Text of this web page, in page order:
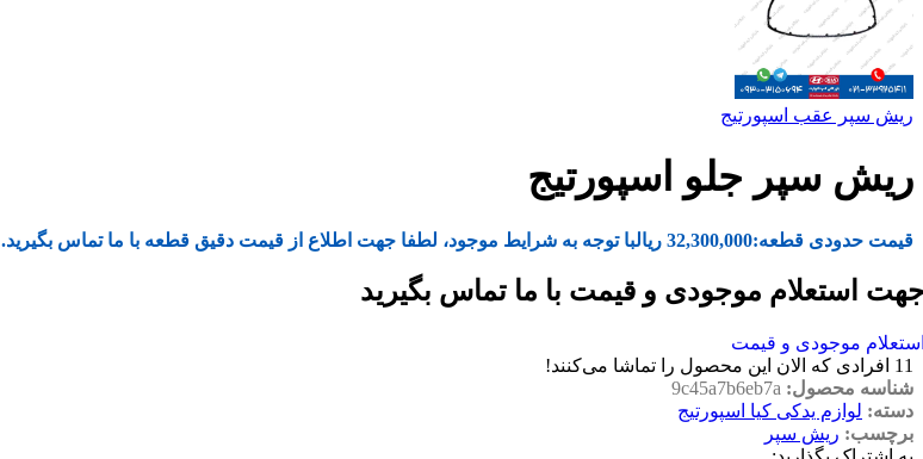
ریش سپر عقب اسپورتیج
ریش سپر جلو اسپورتیج
قیمت حدودی قطعه:32,300,000 ریالبا توجه به شرایط موجود، لطفا جهت اطلاع از قیمت دقیق قطعه با ما تماس بگیرید.
استعلام موجودی و قیمت با ما تماس بگیرید
موجودی و قیمت
11 افرادی که الان این محصول را تماشا می‌کنند!
شناسه محصول: 9c45a7b6eb7a
دسته: لوازم یدکی کیا اسپورتیج
برچسب: ریش سپر